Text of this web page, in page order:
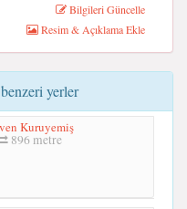
Bilgileri Güncelle
Resim & Açıklama Ekle
yerler
Kuruyemiş
896 metre